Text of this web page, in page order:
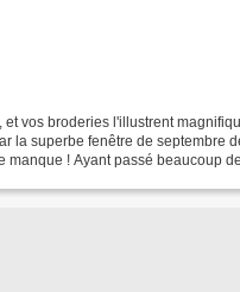
et vos broderies l'illustrent
la superbe fenêtre de septembre
manque ! Ayant passé beaucoup